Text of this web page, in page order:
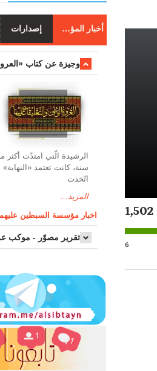
1,502
6
أخبار المؤسسة إصدارات
الرشیدة الّتي امتدّت أكثر
سنة، كانت تعتمد «النهاية»
اتّخذت
المزيد...
اخبار مؤسسة السبطين